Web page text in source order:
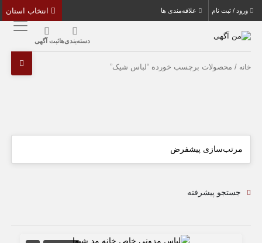
ورود / ثبت نام علاقه‌مندی ها
دسته‌بندی‌هاثبت آگهی
خانه / محصولات برچسب خورده “لباس شیک”
جستجو پیشرفته